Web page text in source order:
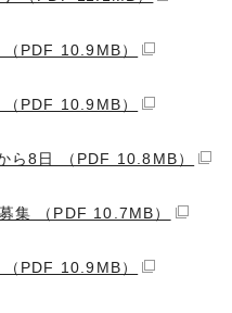
PDF 10.9MB）
PDF 10.9MB）
ら8日 （PDF 10.8MB）
集 （PDF 10.7MB）
PDF 10.9MB）